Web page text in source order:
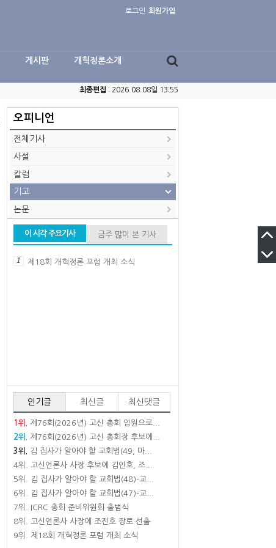
로그인 회원가입
게시판 개혁정론소개
최종편집 : 2026.08.08일 13:55
오피니언
전체기사
사설
칼럼
기고
논문
이 시각 주요기사 금주 많이 본 기사
1 제18회 개혁정론 포럼 개최 소식
인기글 최신글 최신댓글
1위.
제76회(2026년) 고신 총회 임원으로...
2위.
제76회(2026년) 고신 총회장 후보에...
3위.
김 집사가 알아야 할 교회법(49, 마...
4위.
고신언론사 사장 후보에 김인호, 조...
5위.
김 집사가 알아야 할 교회법(48)-교...
6위.
김 집사가 알아야 할 교회법(47)-교...
7위.
ICRC 총회 준비위원회 출범식
8위.
고신언론사 사장에 조진호 장로 선출
9위.
제18회 개혁정론 포럼 개최 소식